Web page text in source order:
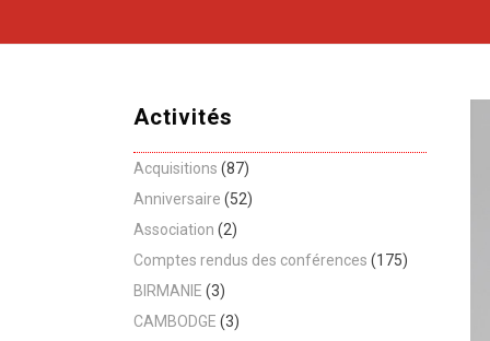
Activités
Acquisitions (87)
Anniversaire (52)
Association (2)
Comptes rendus des conférences (175)
BIRMANIE (3)
CAMBODGE (3)